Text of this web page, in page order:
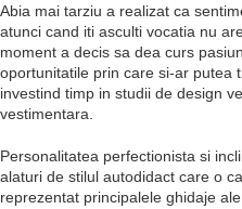
Abia mai tarziu a realizat ca
atunci cand iti asculti vocatia nu
moment a decis sa dea curs
oportunitatile prin care si-ar putea
investind timp in studii de design
vestimentara.
Personalitatea perfectionista si
alaturi de stilul autodidact care o
reprezentat principalele ghidaje